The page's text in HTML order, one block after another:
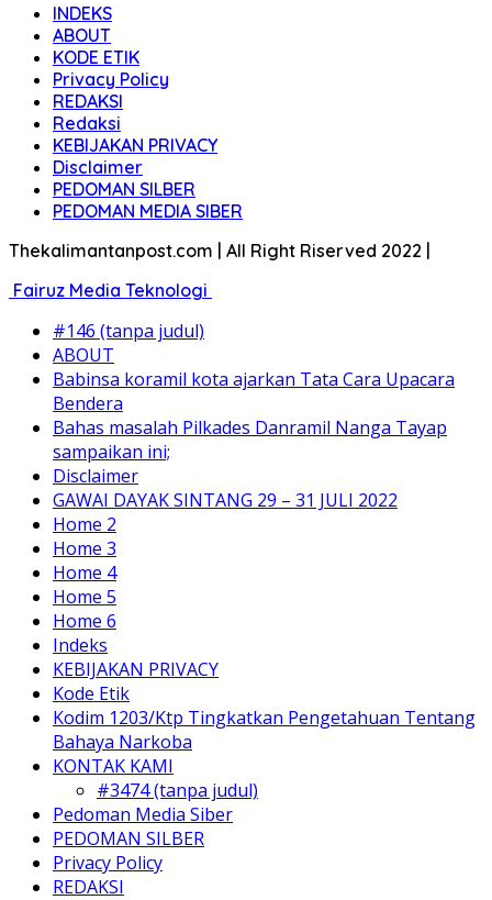
INDEKS
ABOUT
KODE ETIK
Privacy Policy
REDAKSI
Redaksi
KEBIJAKAN PRIVACY
Disclaimer
PEDOMAN SILBER
PEDOMAN MEDIA SIBER
Thekalimantanpost.com | All Right Riserved 2022 |
Fairuz Media Teknologi
#146 (tanpa judul)
ABOUT
Babinsa koramil kota ajarkan Tata Cara Upacara
Bendera
Bahas masalah Pilkades Danramil Nanga Tayap
sampaikan ini;
Disclaimer
GAWAI DAYAK SINTANG 29 – 31 JULI 2022
Home 2
Home 3
Home 4
Home 5
Home 6
Indeks
KEBIJAKAN PRIVACY
Kode Etik
Kodim 1203/Ktp Tingkatkan Pengetahuan Tentang
Bahaya Narkoba
KONTAK KAMI
#3474 (tanpa judul)
Pedoman Media Siber
PEDOMAN SILBER
Privacy Policy
REDAKSI